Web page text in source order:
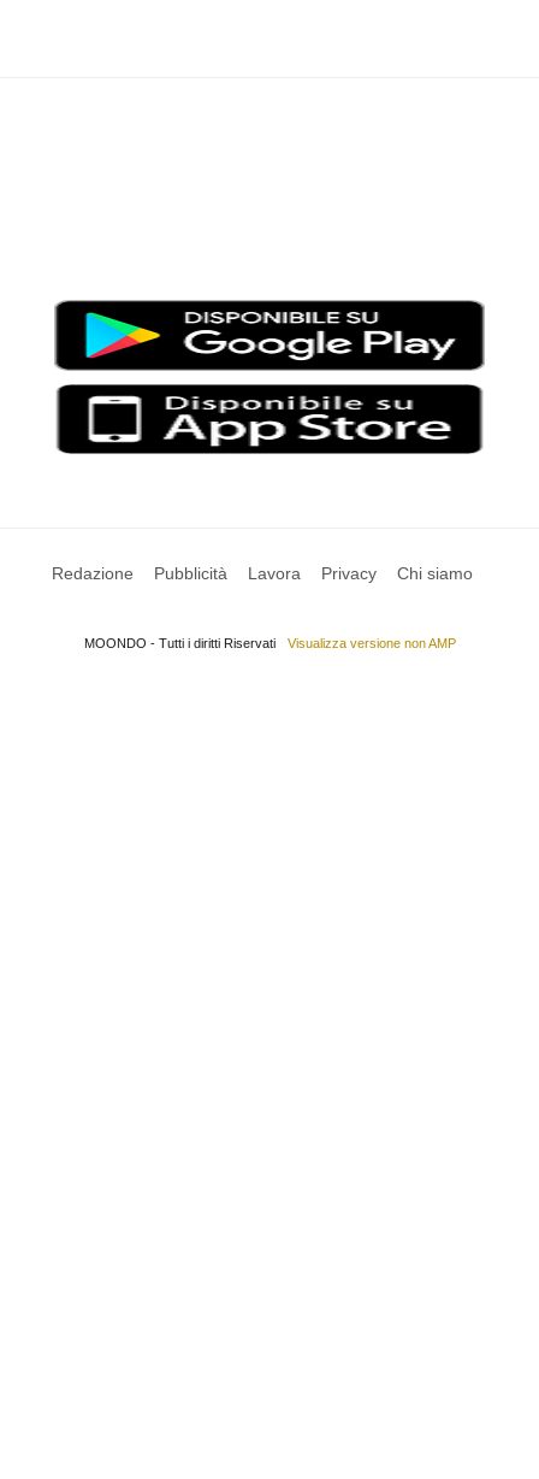
Redazione Pubblicità Lavora Privacy Chi siamo
MOONDO - Tutti i diritti Riservati Visualizza versione non AMP